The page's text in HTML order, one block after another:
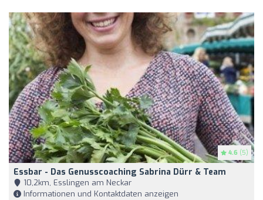
4.6 (5)
Essbar - Das Genusscoaching Sabrina Dürr & Team
10,2km, Esslingen am Neckar
Informationen und Kontaktdaten anzeigen